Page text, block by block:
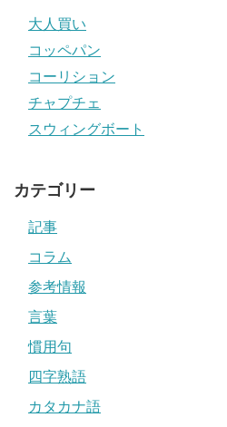
大人買い
コッペパン
コーリション
チャプチェ
スウィングボート
カテゴリー
記事
コラム
参考情報
言葉
慣用句
四字熟語
カタカナ語